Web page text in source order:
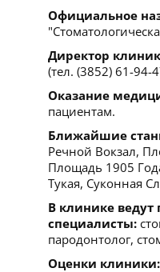
Официальное
Директор
(тел. (3852) 61-94-
Оказание
пациентам.
Ближайшие
Речной Вокзал,
Площадь 1905
Тукая, Суконная
В клинике
специалисты:
пародонтолог,
Оценки клиники: